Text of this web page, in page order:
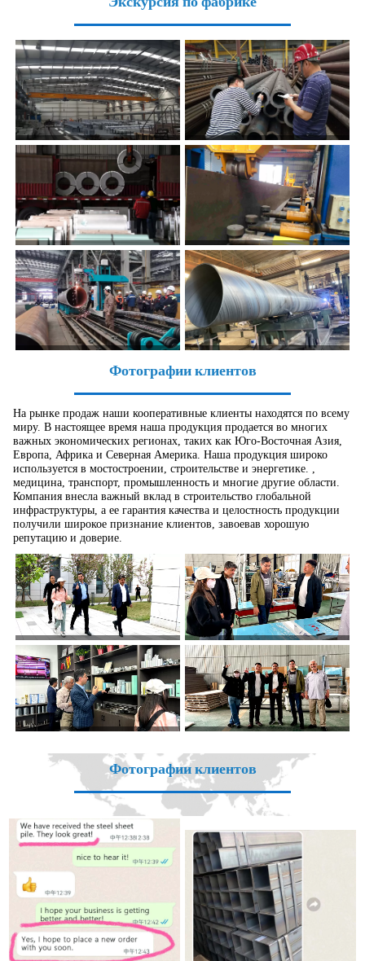
Фотографии клиентов
На рынке продаж наши кооперативные клиенты находятся по всему
миру. В настоящее время наша продукция продается во многих
важных экономических регионах, таких как Юго-Восточная Азия,
Европа, Африка и Северная Америка. Наша продукция широко
используется в мостостроении, строительстве и энергетике. ,
медицина, транспорт, промышленность и многие другие области.
Компания внесла важный вклад в строительство глобальной
инфраструктуры, а ее гарантия качества и целостность продукции
получили широкое признание клиентов, завоевав хорошую
репутацию и доверие.
Фотографии клиентов